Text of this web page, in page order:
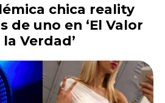
chica reality
de uno en ‘El Valor
Verdad’